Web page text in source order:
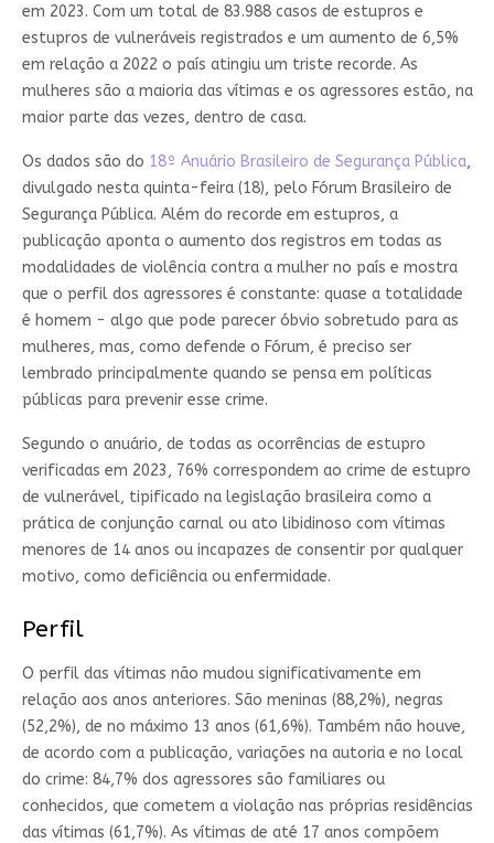
em 2023. Com um total de 83.988 casos de estupros e
estupros de vulneráveis registrados e um aumento de 6,5%
em relação a 2022 o país atingiu um triste recorde. As
mulheres são a maioria das vítimas e os agressores estão, na
maior parte das vezes, dentro de casa.
Os dados são do 18º Anuário Brasileiro de Segurança Pública,
divulgado nesta quinta-feira (18), pelo Fórum Brasileiro de
Segurança Pública. Além do recorde em estupros, a
publicação aponta o aumento dos registros em todas as
modalidades de violência contra a mulher no país e mostra
que o perfil dos agressores é constante: quase a totalidade
é homem - algo que pode parecer óbvio sobretudo para as
mulheres, mas, como defende o Fórum, é preciso ser
lembrado principalmente quando se pensa em políticas
públicas para prevenir esse crime.
Segundo o anuário, de todas as ocorrências de estupro
verificadas em 2023, 76% correspondem ao crime de estupro
de vulnerável, tipificado na legislação brasileira como a
prática de conjunção carnal ou ato libidinoso com vítimas
menores de 14 anos ou incapazes de consentir por qualquer
motivo, como deficiência ou enfermidade.
Perfil
O perfil das vítimas não mudou significativamente em
relação aos anos anteriores. São meninas (88,2%), negras
(52,2%), de no máximo 13 anos (61,6%). Também não houve,
de acordo com a publicação, variações na autoria e no local
do crime: 84,7% dos agressores são familiares ou
conhecidos, que cometem a violação nas próprias residências
das vítimas (61,7%). As vítimas de até 17 anos compõem